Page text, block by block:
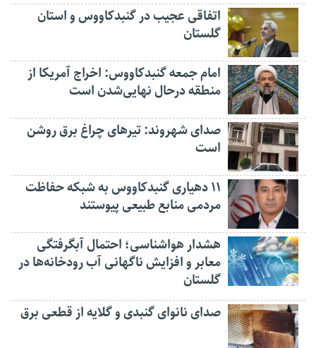
اتفاقی عجیب در‌ گنبدکاووس و استان
گلستان
امام جمعه گنبدکاووس: اخراج آمریکا از
منطقه درحال نهایی‌شدن است
صدای شهروند: تیرهای چراغ برق روشن
است
۱۱ دهیاری گنبدکاووس به شبکه حفاظت
مردمی منابع طبیعی پیوستند
هشدار هواشناسی؛ احتمال آبگرفتگی
معابر و افزایش ناگهانی آب رودخانه‌ها در
گلستان
صدای نانوای گنبدی و گلایه از قطعی برق